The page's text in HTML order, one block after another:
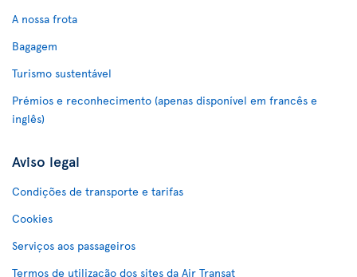
A nossa frota
Bagagem
Turismo sustentável
Prémios e reconhecimento (apenas disponível em francês e
inglês)
Aviso legal
Condições de transporte e tarifas
Cookies
Serviços aos passageiros
Termos de utilização dos sites da Air Transat